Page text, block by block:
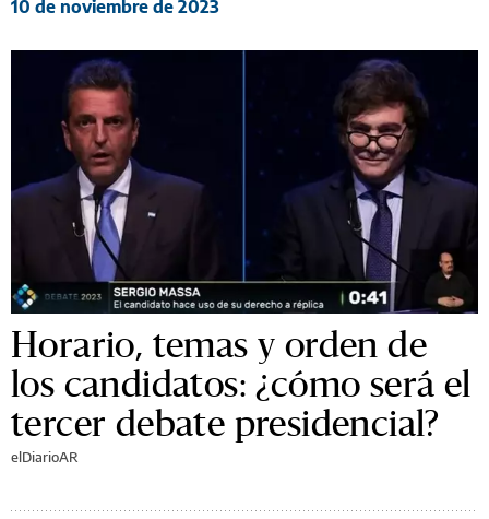
10 de noviembre de 2023
Horario, temas y orden de
los candidatos: ¿cómo será el
tercer debate presidencial?
elDiarioAR